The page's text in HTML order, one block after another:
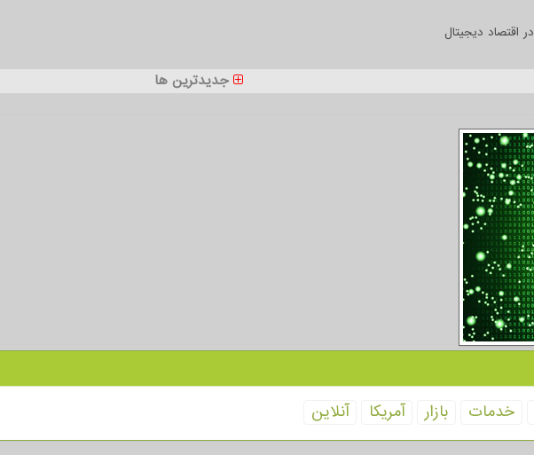
اقتصاد دیجیتال
جدیدترین ها
خدمات بازار آمریكا آنلاین